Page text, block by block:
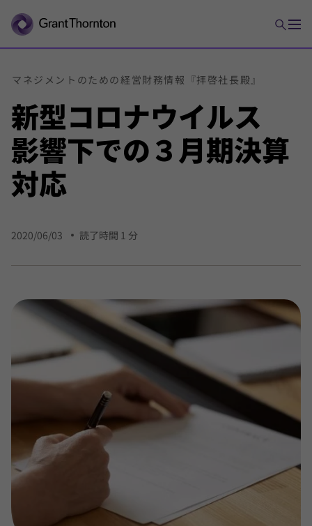
新型コロナウイルス
影響下での３月期決算
対応
マネジメントのための経営財務情報 『拝啓社長殿』
2020/06/03 読了時間 1 分